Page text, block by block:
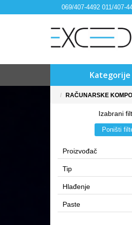
069/407-4492 011/407-
Kategorije
RAČUNARSKE
Izabrani
Poništi
Proizvođač
Tip
Hlađenje
Paste